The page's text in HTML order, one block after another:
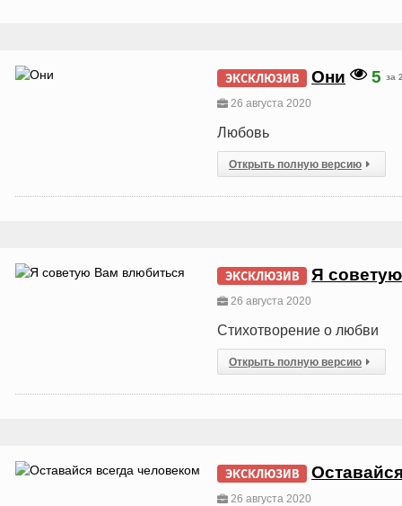
ЭКСКЛЮЗИВ Они 5 за
26 августа 2020
Любовь
Открыть полную версию
ЭКСКЛЮЗИВ Я
26 августа 2020
Стихотворение о любви
Открыть полную версию
ЭКСКЛЮЗИВ
26 августа 2020